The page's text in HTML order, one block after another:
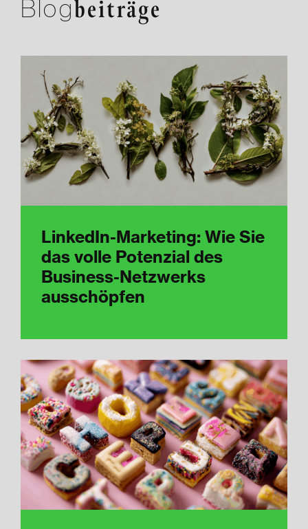
Blogbeiträge
LinkedIn-Marketing: Wie Sie
das volle Potenzial des
Business-Netzwerks
ausschöpfen